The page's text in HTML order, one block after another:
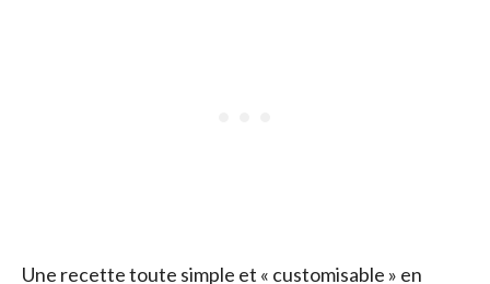
Une recette toute simple et « customisable » en